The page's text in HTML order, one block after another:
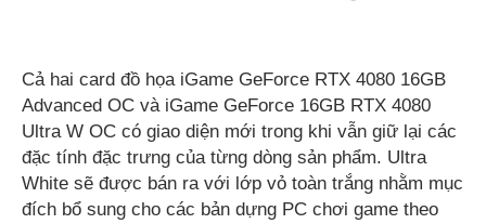
Cả hai card đồ họa iGame GeForce RTX 4080 16GB
Advanced OC và iGame GeForce 16GB RTX 4080
Ultra W OC có giao diện mới trong khi vẫn giữ lại các
đặc tính đặc trưng của từng dòng sản phẩm. Ultra
White sẽ được bán ra với lớp vỏ toàn trắng nhằm mục
đích bổ sung cho các bản dựng PC chơi game theo